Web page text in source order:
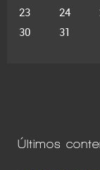
23
24
30
31
Últimos